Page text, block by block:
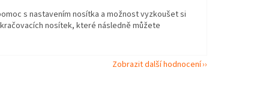
s nastavením nosítka a možnost vyzkoušet si
nosítek, které následně můžete
Zobrazit další hodnocení